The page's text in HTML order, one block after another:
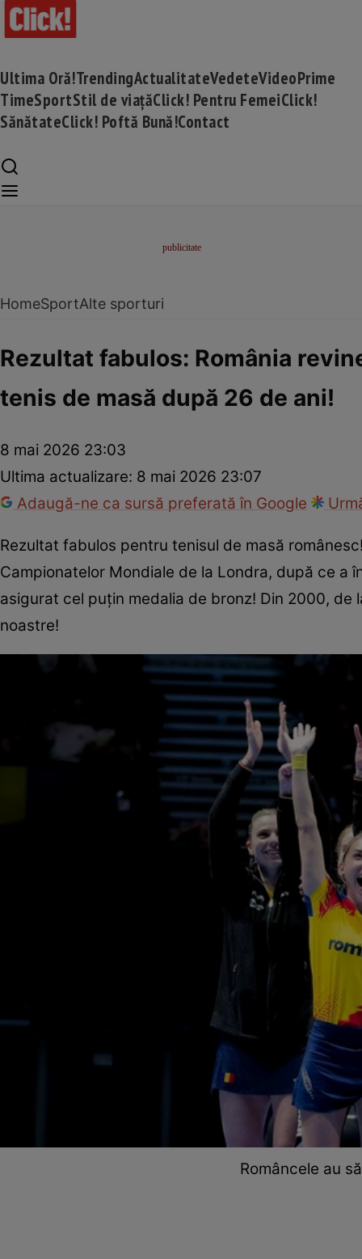
Ultima Oră!TrendingActualitateVedeteVideoPrime
TimeSportStil de viațăClick! Pentru FemeiClick!
SănătateClick! Poftă Bună!Contact
HomeSportAlte sporturi
Rezultat fabulos: România
tenis de masă după 26 de ani!
8 mai 2026 23:03
Ultima actualizare: 8 mai 2026 23:07
Adaugă-ne ca sursă preferată în Google
Rezultat fabulos pentru tenisul de masă
Campionatelor Mondiale de la Londra, după ce a
asigurat cel puțin medalia de bronz! Din 2000, de
noastre!
Româncele au